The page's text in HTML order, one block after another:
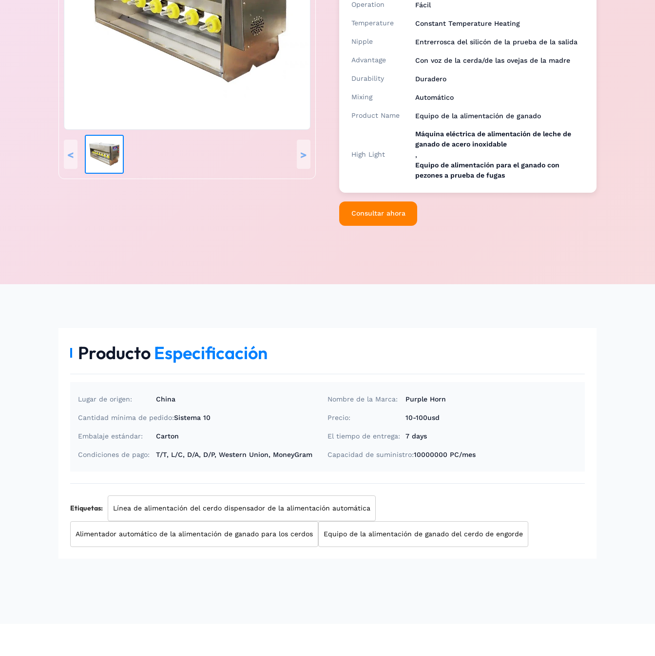
< >
Operation Fácil
Temperature Constant Temperature Heating
Nipple Entrerrosca del silicón de la prueba de la salida
Advantage Con voz de la cerda/de las ovejas de la madre
Durability Duradero
Mixing Automático
Product Name Equipo de la alimentación de ganado
High Light
Máquina eléctrica de alimentación de leche de
ganado de acero inoxidable
,
Equipo de alimentación para el ganado con
pezones a prueba de fugas
Consultar ahora
Producto Especificación
Lugar de origen: China Nombre de la Marca: Purple Horn
Cantidad mínima de pedido:Sistema 10 Precio: 10-100usd
Embalaje estándar: Carton El tiempo de entrega: 7 days
Condiciones de pago: T/T, L/C, D/A, D/P, Western Union, MoneyGram Capacidad de suministro:10000000 PC/mes
Etiquetas: Línea de alimentación del cerdo dispensador de la alimentación automática
Alimentador automático de la alimentación de ganado para los cerdos Equipo de la alimentación de ganado del cerdo de engorde